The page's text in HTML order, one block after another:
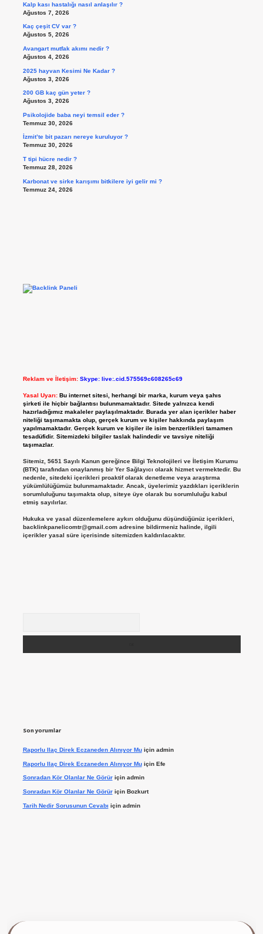
Kalp kası hastalığı nasıl anlaşılır ?
Ağustos 7, 2026
Kaç çeşit CV var ?
Ağustos 5, 2026
Avangart mutfak akımı nedir ?
Ağustos 4, 2026
2025 hayvan Kesimi Ne Kadar ?
Ağustos 3, 2026
200 GB kaç gün yeter ?
Ağustos 3, 2026
Psikolojide baba neyi temsil eder ?
Temmuz 30, 2026
İzmit’te bit pazarı nereye kuruluyor ?
Temmuz 30, 2026
T tipi hücre nedir ?
Temmuz 28, 2026
Karbonat ve sirke karışımı bitkilere iyi gelir mi ?
Temmuz 24, 2026
Reklam ve İletişim: Skype: live:.cid.575569c608265c69
Yasal Uyarı: Bu internet sitesi, herhangi bir marka, kurum veya şahıs
şirketi ile hiçbir bağlantısı bulunmamaktadır. Sitede yalnızca kendi
hazırladığımız makaleler paylaşılmaktadır. Burada yer alan içerikler haber
niteliği taşımamakta olup, gerçek kurum ve kişiler hakkında paylaşım
yapılmamaktadır. Gerçek kurum ve kişiler ile isim benzerlikleri tamamen
tesadüfidir. Sitemizdeki bilgiler taslak halindedir ve tavsiye niteliği
taşımazlar.
Sitemiz, 5651 Sayılı Kanun gereğince Bilgi Teknolojileri ve İletişim Kurumu
(BTK) tarafından onaylanmış bir Yer Sağlayıcı olarak hizmet vermektedir. Bu
nedenle, sitedeki içerikleri proaktif olarak denetleme veya araştırma
yükümlülüğümüz bulunmamaktadır. Ancak, üyelerimiz yazdıkları içeriklerin
sorumluluğunu taşımakta olup, siteye üye olarak bu sorumluluğu kabul
etmiş sayılırlar.
Hukuka ve yasal düzenlemelere aykırı olduğunu düşündüğünüz içerikleri,
backlinkpanelicomtr@gmail.comadresine bildirmeniz halinde, ilgili
içerikler yasal süre içerisinde sitemizden kaldırılacaktır.
Son yorumlar
Raporlu Ilaç Direk Eczaneden Alınıyor Muiçin admin
Raporlu Ilaç Direk Eczaneden Alınıyor Muiçin Efe
Sonradan Kör Olanlar Ne Görüriçin admin
Sonradan Kör Olanlar Ne Görüriçin Bozkurt
Tarih Nedir Sorusunun Cevabı için admin